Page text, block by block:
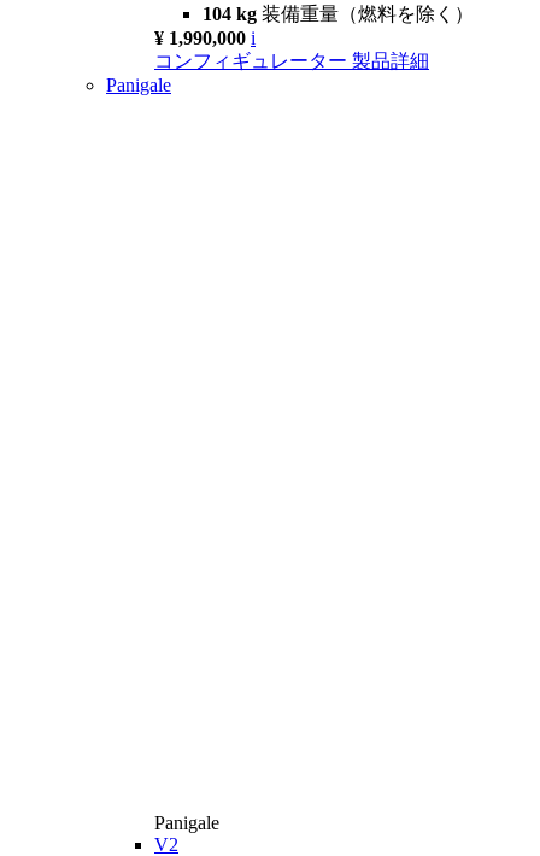
104 kg 装備重量（燃料を除く）
¥ 1,990,000 i
コンフィギュレーター 製品詳細
Panigale
Panigale
V2